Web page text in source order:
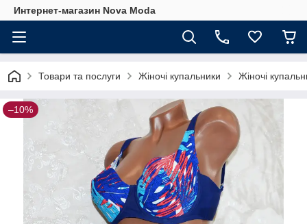
Интернет-магазин Nova Moda
Товари та послуги Жіночі купальники Жіночі
–10%